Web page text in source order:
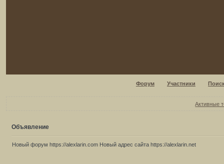
Форум Участники
Активные
Объявление
Новый форум https://alexlarin.com Новый адрес сайта https://alexlarin.net